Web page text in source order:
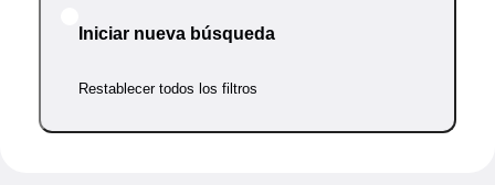
Iniciar nueva búsqueda
Restablecer todos los filtros